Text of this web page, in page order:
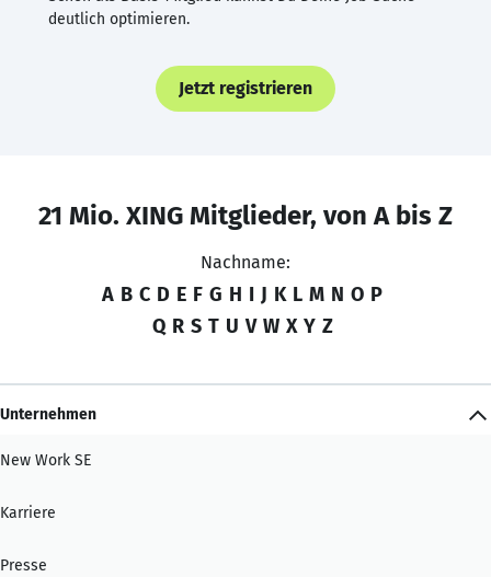
deutlich optimieren.
Jetzt registrieren
21 Mio. XING Mitglieder, von A bis Z
Nachname:
A B C D E F G H I J K L M N O P
Q R S T U V W X Y Z
Unternehmen
New Work SE
Karriere
Presse